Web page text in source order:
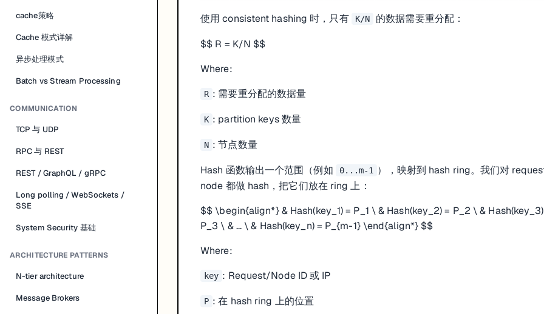
cache策略
Cache 模式详解
异步处理模式
Batch vs Stream Processing
COMMUNICATION
TCP 与 UDP
RPC 与 REST
REST / GraphQL / gRPC
Long polling / WebSockets /
SSE
System Security 基础
ARCHITECTURE PATTERNS
N-tier architecture
Message Brokers
使用 consistent hashing 时，只有 K/N
的数据需要重分配：
$$ R = K/N $$
Where:
R : 需要重分配的数据量
K : partition keys 数量
N : 节点数量
Hash 函数输出一个范围（例如
0...m-1 ），映射到 hash ring。我们对
node 都做 hash，把它们放在 ring 上：
$$ \begin{align*} & Hash(key_1) = P_1 \ & Hash(key_2) = P_2 \ &
P_3 \ & ... \ & Hash(key_n) = P_{m-1} \end{align*} $$
Where:
key : Request/Node ID 或 IP
P : 在 hash ring 上的位置